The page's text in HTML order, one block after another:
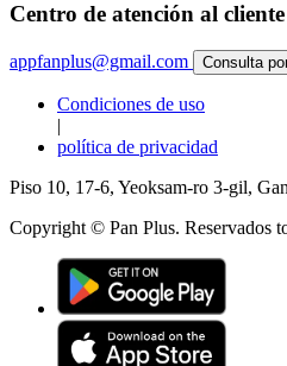
Centro de atención al cliente
appfanplus@gmail.com Consulta
Condiciones de uso
|
política de privacidad
Piso 10, 17-6, Yeoksam-ro 3-gil,
Copyright © Pan Plus. Reservados